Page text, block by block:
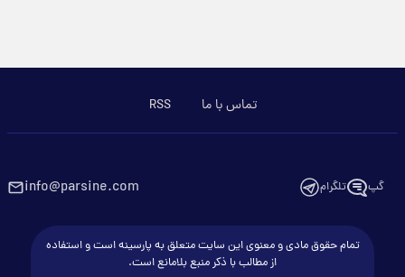
تماس با ما RSS
گپ تلگرام info@parsine.com
تمام حقوق مادی و معنوی این سایت متعلق به پارسینه است و استفاده
از مطالب با ذکر منبع بلامانع است.